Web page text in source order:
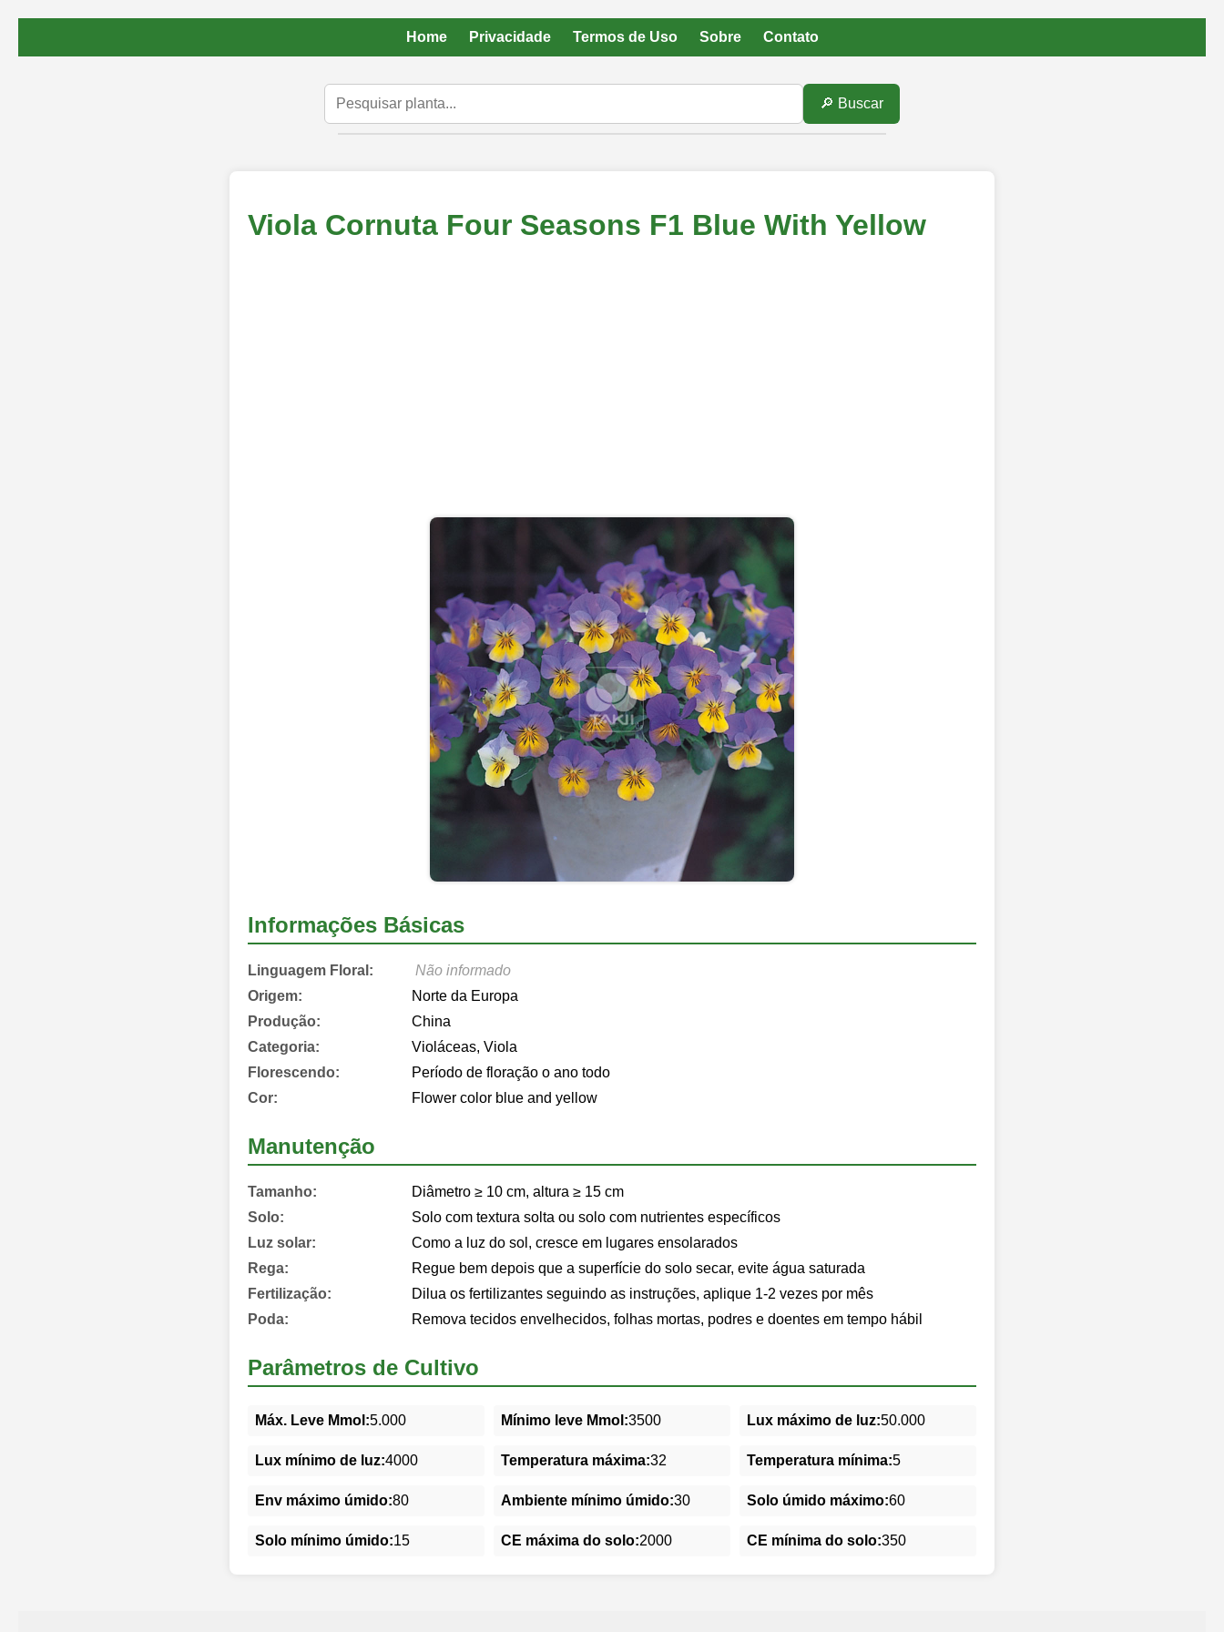
Home Privacidade Termos de Uso Sobre Contato
🔎 Buscar
Viola Cornuta Four Seasons F1 Blue With Yellow
Informações Básicas
Linguagem Floral:
Não informado
Origem:
Norte da Europa
Produção:
China
Categoria:
Violáceas, Viola
Florescendo:
Período de floração o ano todo
Cor:
Flower color blue and yellow
Manutenção
Tamanho:
Diâmetro ≥ 10 cm, altura ≥ 15 cm
Solo:
Solo com textura solta ou solo com nutrientes específicos
Luz solar:
Como a luz do sol, cresce em lugares ensolarados
Rega:
Regue bem depois que a superfície do solo secar, evite água saturada
Fertilização:
Dilua os fertilizantes seguindo as instruções, aplique 1-2 vezes por mês
Poda:
Remova tecidos envelhecidos, folhas mortas, podres e doentes em tempo hábil
Parâmetros de Cultivo
Máx. Leve Mmol:5.000 Mínimo leve Mmol:3500 Lux máximo de luz:50.000
Lux mínimo de luz:4000 Temperatura máxima:32 Temperatura mínima:5
Env máximo úmido:80 Ambiente mínimo úmido:30 Solo úmido máximo:60
Solo mínimo úmido:15 CE máxima do solo:2000 CE mínima do solo:350